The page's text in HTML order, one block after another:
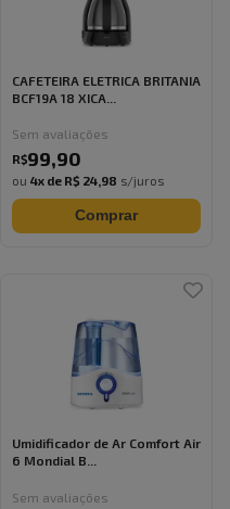
CAFETEIRA ELETRICA BRITANIA
BCF19A 18 XICA...
Sem avaliações
R$99,90
ou 4x de R$ 24,98 s/juros
Comprar
Umidificador de Ar Comfort Air
6 Mondial B...
Sem avaliações